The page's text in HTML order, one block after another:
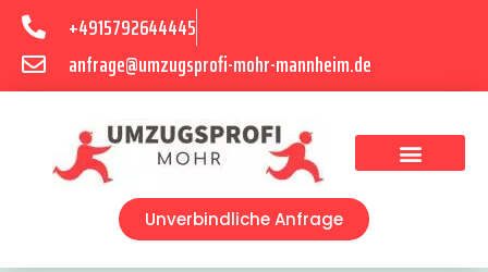
+4915792644445
anfrage@umzugsprofi-mohr-mannheim.de
Unverbindliche Anfrage